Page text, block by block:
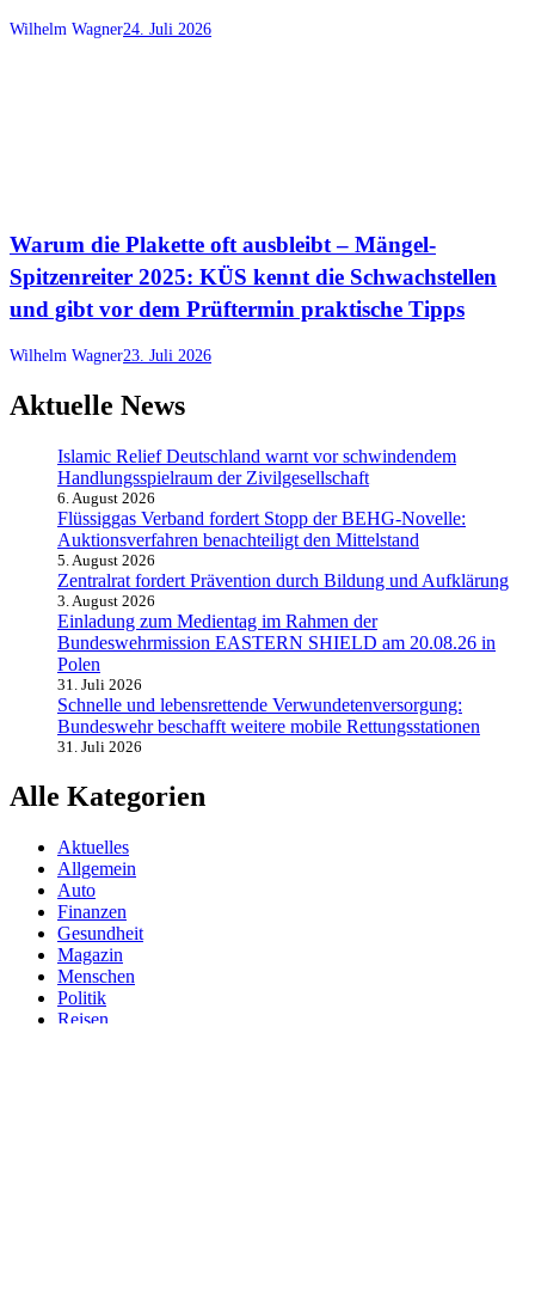
Wilhelm Wagner24. Juli 2026
Warum die Plakette oft ausbleibt – Mängel-
Spitzenreiter 2025: KÜS kennt die Schwachstellen
und gibt vor dem Prüftermin praktische Tipps
Wilhelm Wagner23. Juli 2026
Aktuelle News
Islamic Relief Deutschland warnt vor schwindendem
Handlungsspielraum der Zivilgesellschaft
6. August 2026
Flüssiggas Verband fordert Stopp der BEHG-Novelle:
Auktionsverfahren benachteiligt den Mittelstand
5. August 2026
Zentralrat fordert Prävention durch Bildung und Aufklärung
3. August 2026
Einladung zum Medientag im Rahmen der
Bundeswehrmission EASTERN SHIELD am 20.08.26 in
Polen
31. Juli 2026
Schnelle und lebensrettende Verwundetenversorgung:
Bundeswehr beschafft weitere mobile Rettungsstationen
31. Juli 2026
Alle Kategorien
Aktuelles
Allgemein
Auto
Finanzen
Gesundheit
Magazin
Menschen
Politik
Reisen